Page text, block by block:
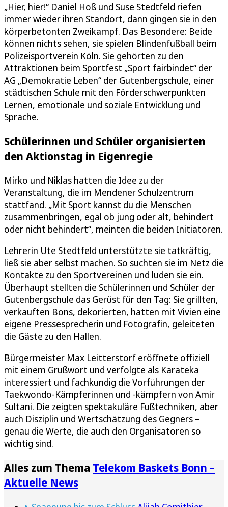
„Hier, hier!“ Daniel Hoß und Suse Stedtfeld riefen
immer wieder ihren Standort, dann gingen sie in den
körperbetonten Zweikampf. Das Besondere: Beide
können nichts sehen, sie spielen Blindenfußball beim
Polizeisportverein Köln. Sie gehörten zu den
Attraktionen beim Sportfest „Sport fairbindet“ der
AG „Demokratie Leben“ der Gutenbergschule, einer
städtischen Schule mit den Förderschwerpunkten
Lernen, emotionale und soziale Entwicklung und
Sprache.
Schülerinnen und Schüler organisierten
den Aktionstag in Eigenregie
Mirko und Niklas hatten die Idee zu der
Veranstaltung, die im Mendener Schulzentrum
stattfand. „Mit Sport kannst du die Menschen
zusammenbringen, egal ob jung oder alt, behindert
oder nicht behindert“, meinten die beiden Initiatoren.
Lehrerin Ute Stedtfeld unterstützte sie tatkräftig,
ließ sie aber selbst machen. So suchten sie im Netz die
Kontakte zu den Sportvereinen und luden sie ein.
Überhaupt stellten die Schülerinnen und Schüler der
Gutenbergschule das Gerüst für den Tag: Sie grillten,
verkauften Bons, dekorierten, hatten mit Vivien eine
eigene Pressesprecherin und Fotografin, geleiteten
die Gäste zu den Hallen.
Bürgermeister Max Leitterstorf eröffnete offiziell
mit einem Grußwort und verfolgte als Karateka
interessiert und fachkundig die Vorführungen der
Taekwondo-Kämpferinnen und -kämpfern von Amir
Sultani. Die zeigten spektakuläre Fußtechniken, aber
auch Disziplin und Wertschätzung des Gegners –
genau die Werte, die auch den Organisatoren so
wichtig sind.
Alles zum Thema Telekom Baskets Bonn –
Aktuelle News